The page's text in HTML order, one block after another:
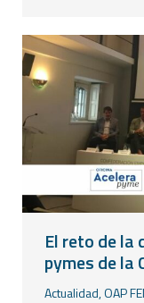
El reto de
pymes de la
Actualidad,OAP